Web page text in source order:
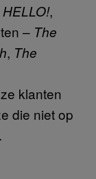
HELLO!,
– The
, The
klanten
die niet op